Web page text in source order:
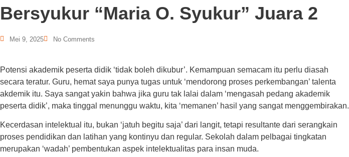
Bersyukur “Maria O. Syukur” Juara 2
Mei 9, 2025 No Comments
Potensi akademik peserta didik ‘tidak boleh dikubur’. Kemampuan semacam itu perlu diasah
secara teratur. Guru, hemat saya punya tugas untuk ‘mendorong proses perkembangan’ talenta
akdemik itu. Saya sangat yakin bahwa jika guru tak lalai dalam ‘mengasah pedang akademik
peserta didik’, maka tinggal menunggu waktu, kita ‘memanen’ hasil yang sangat menggembirakan.
Kecerdasan intelektual itu, bukan ‘jatuh begitu saja’ dari langit, tetapi resultante dari serangkain
proses pendidikan dan latihan yang kontinyu dan regular. Sekolah dalam pelbagai tingkatan
merupakan ‘wadah’ pembentukan aspek intelektualitas para insan muda.